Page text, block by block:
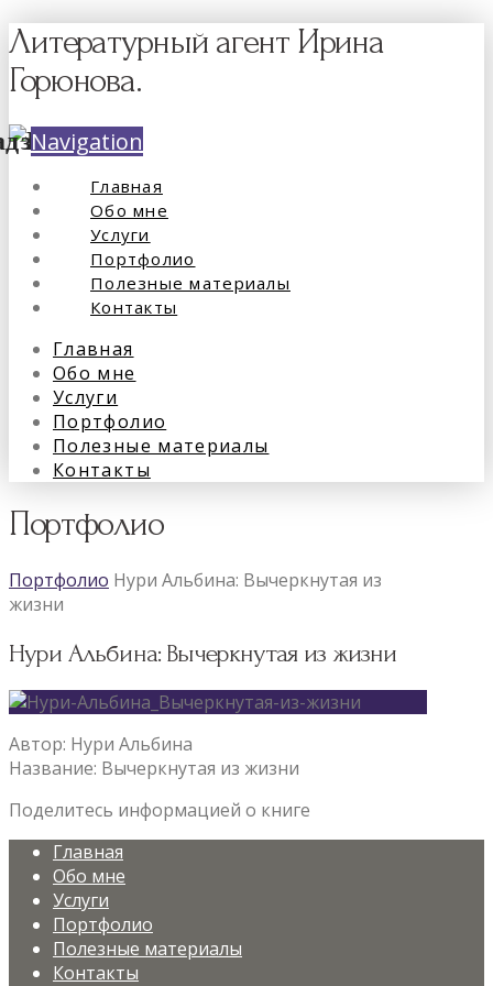
Литературный агент Ирина
Горюнова.
Navigation
Главная
Обо мне
Услуги
Портфолио
Полезные материалы
Контакты
Главная
Обо мне
Услуги
Портфолио
Полезные материалы
Контакты
Портфолио
Портфолио Нури Альбина: Вычеркнутая из
жизни
Нури Альбина: Вычеркнутая из жизни
Автор: Нури Альбина
Название: Вычеркнутая из жизни
Поделитесь информацией о книге
Главная
Обо мне
Услуги
Портфолио
Полезные материалы
Контакты